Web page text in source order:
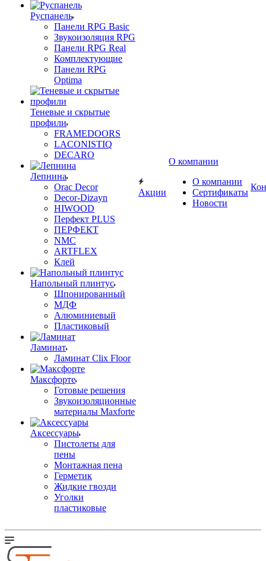
Руспанель
Панели RPG Basic
Звукоизоляция RPG
Панели RPG Real
Комплектующие
Панели RPG
Optima
Теневые и скрытые
профили
FRAMEDOORS
LACONISTIQ
DECARO
Лепнина
Orac Decor
Decor-Dizayn
HIWOOD
Перфект PLUS
ПЕРФЕКТ
NMC
ARTFLEX
Клей
Напольный плинтус
Шпонированный
МДФ
Алюминиевый
Пластиковый
Ламинат
Ламинат Clix Floor
Максфорте
Готовые решения
Звукоизоляционные
материалы Maxforte
Аксессуары
Пистолеты для
пены
Монтажная пена
Герметик
Жидкие гвозди
Уголки
пластиковые
Акции
О компании
О компании
Сертификаты
Новости